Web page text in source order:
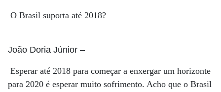
O Brasil suporta até 2018?
João Doria Júnior –
Esperar até 2018 para começar a enxergar um horizonte
para 2020 é esperar muito sofrimento. Acho que o Brasil